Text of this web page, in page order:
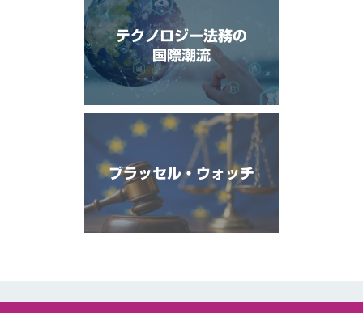
テクノロジー法務の
国際潮流
ブラッセル・ウォッチ